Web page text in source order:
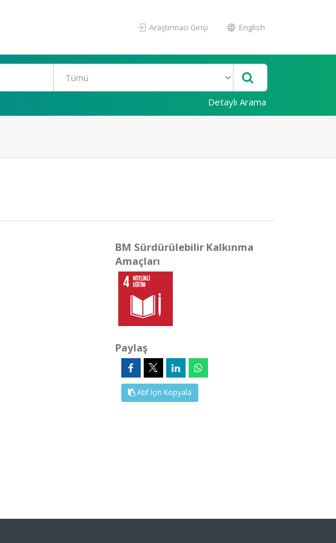
Araştırmacı Girişi English
Detaylı Arama
BM Sürdürülebilir Kalkınma
Amaçları
Paylaş
Atıf İçin Kopyala